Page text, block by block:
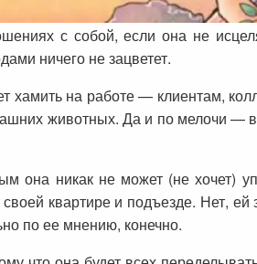
с собой, если она не
ничего не зацветет.
хамить на работе — клиентам,
животных. Да и по мелочи —
она никак не может (не хочет)
квартире и подъезде. Нет, ей
по ее мнению, конечно.